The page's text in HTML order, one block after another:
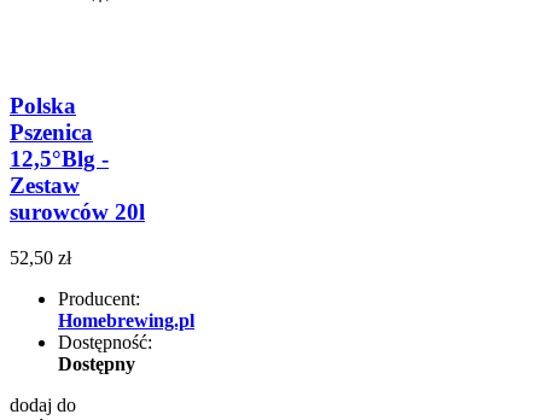
Polska
Pszenica
12,5°Blg -
Zestaw
surowców 20l
52,50 zł
Producent:
Homebrewing.pl
Dostępność:
Dostępny
dodaj do